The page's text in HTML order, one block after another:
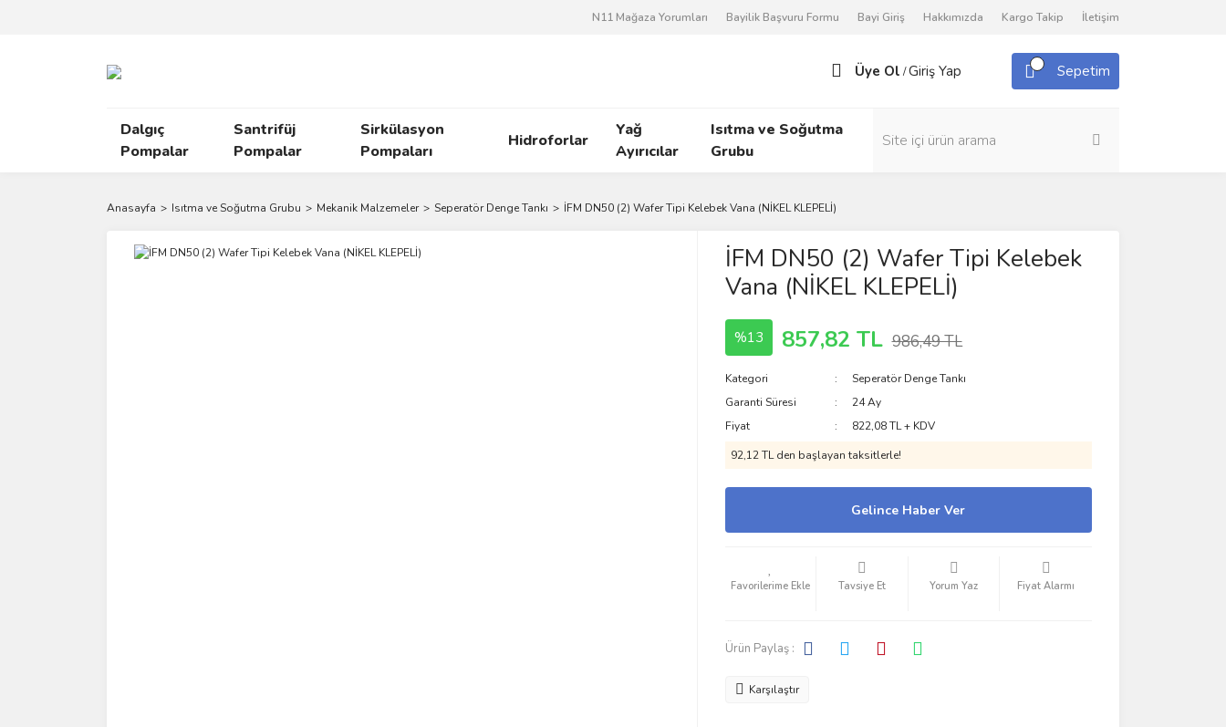
N11 Mağaza Yorumları Bayilik Başvuru Formu Bayi Giriş Hakkımızda Kargo Takip İletişim
Üye Ol /Giriş Yap Sepetim
Dalgıç
Pompalar
Santrifüj
Pompalar
Sirkülasyon
Pompaları
Hidroforlar
Yağ
Ayırıcılar
Isıtma ve Soğutma
Grubu
Anasayfa Isıtma ve Soğutma Grubu Mekanik Malzemeler Seperatör Denge Tankı İFM DN50 (2) Wafer Tipi Kelebek Vana (NİKEL KLEPELİ)
İFM DN50 (2) Wafer Tipi Kelebek
Vana (NİKEL KLEPELİ)
%13 857,82 TL 986,49 TL
Kategori
Seperatör Denge Tankı
Garanti Süresi
24 Ay
Fiyat
822,08 TL + KDV
92,12 TL den başlayan taksitlerle!
Gelince Haber Ver
Tavsiye Et Yorum Yaz Fiyat Alarmı
Ürün Paylaş :
Karşılaştır